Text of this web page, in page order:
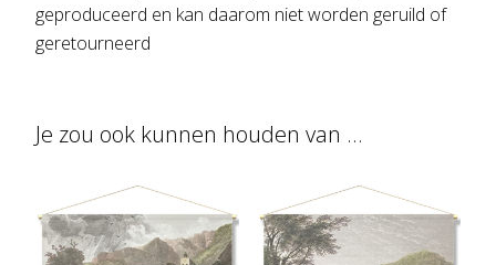
geproduceerd en kan daarom niet worden geruild of
geretourneerd
Je zou ook kunnen houden van …